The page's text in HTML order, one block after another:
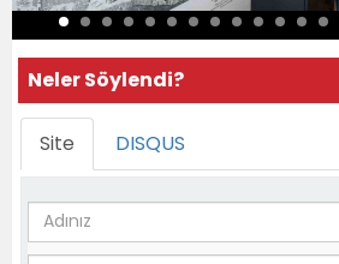
Neler Söylendi?
Site DISQUS